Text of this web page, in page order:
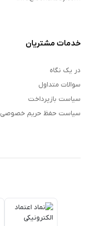
خدمات مشتریان
در یک نگاه
سوالات متداول
سیاست بازپرداخت
سیاست حفظ حریم خصوصی